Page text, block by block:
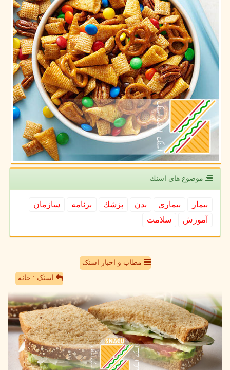
موضوع های اسنك
بیمار بیماری بدن پزشك برنامه
سازمان
آموزش
سلامت
مطاب و اخبار اسنک
اسنک : خانه